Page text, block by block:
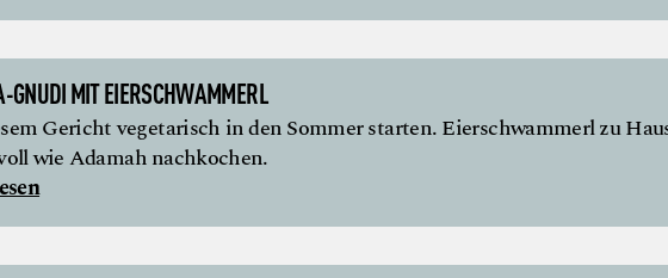
GNUDI MIT EIERSCHWAMMERL
Gericht vegetarisch in den Sommer starten. Eierschwammerl zu
wie Adamah nachkochen.